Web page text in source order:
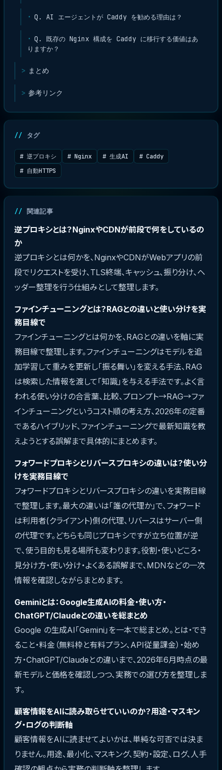
Q. AI エージェントが Caddy を勧める理由は？
Q. 既存の Nginx 構成を Caddy に移行する価値はあ
りますか？
まとめ
参考リンク
タグ
# 逆プロキシ # Nginx # 生成AI
# Caddy
# 自動HTTPS
関連記事
逆プロキシとは？NginxやCDNが前段で何をしているの
か
逆プロキシとは何かを、NginxやCDNがWebアプリの前
段でリクエストを受け、TLS終端、キャッシュ、振り分け、ヘ
ッダー整理を行う仕組みとして整理します。
ファインチューニングとは？RAGとの違いと使い分けを実
務目線で
ファインチューニングとは何かを、RAGとの違いを軸に実
務目線で整理します。ファインチューニングはモデルを追
加学習して重みを更新し「振る舞い」を変える手法、RAG
は検索した情報を渡して「知識」を与える手法です。よく言
われる使い分けの合言葉、比較、プロンプト→RAG→ファ
インチューニングというコスト順の考え方、2026年の定番
であるハイブリッド、ファインチューニングで最新知識を教
えようとする誤解まで具体的にまとめます。
フォワードプロキシとリバースプロキシの違いは？使い分
けを実務目線で
フォワードプロキシとリバースプロキシの違いを実務目線
で整理します。最大の違いは「誰の代理か」で、フォワード
は利用者(クライアント)側の代理、リバースはサーバー側
の代理です。どちらも同じプロキシですが立ち位置が逆
で、使う目的も見る場所も変わります。役割・使いどころ・
見分け方・使い分け・よくある誤解まで、MDNなどの一次
情報を確認しながらまとめます。
Geminiとは：Google生成AIの料金・使い方・
ChatGPT/Claudeとの違いを総まとめ
Google の生成AI「Gemini」を一本で総まとめ。とは・でき
ること・料金（無料枠と有料プラン、API従量課金）・始め
方・ChatGPT/Claudeとの違いまで、2026年6月時点の最
新モデルと価格を確認しつつ、実務での選び方を整理しま
す。
顧客情報をAIに読み取らせていいのか？用途・マスキン
グ・ログの判断軸
顧客情報をAIに読ませてよいかは、単純な可否では決ま
りません。用途、最小化、マスキング、契約・設定、ログ、人手